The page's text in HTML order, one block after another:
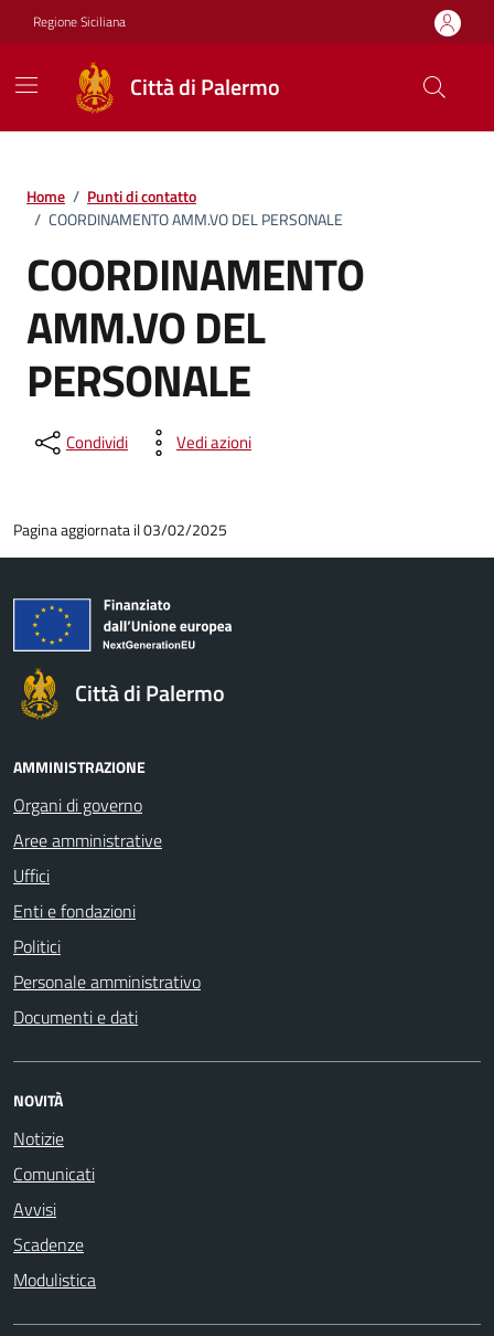
Vai ai contenuti
Vai al footer
Regione Siciliana
Città di Palermo
Home / Punti di contatto
/ COORDINAMENTO AMM.VO DEL PERSONALE
COORDINAMENTO
AMM.VO DEL
PERSONALE
Condividi Vedi azioni
Pagina aggiornata il 03/02/2025
Città di Palermo
AMMINISTRAZIONE
Organi di governo
Aree amministrative
Uffici
Enti e fondazioni
Politici
Personale amministrativo
Documenti e dati
NOVITÀ
Notizie
Comunicati
Avvisi
Scadenze
Modulistica